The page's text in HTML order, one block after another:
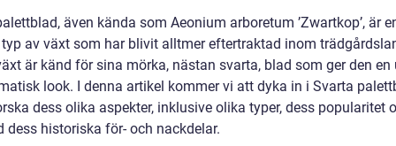
även kända som Aeonium arboretum ’Zwartkop’, är
av växt som har blivit alltmer eftertraktad inom
är känd för sina mörka, nästan svarta, blad som ger den en
look. I denna artikel kommer vi att dyka in i Svarta
dess olika aspekter, inklusive olika typer, dess popularitet
dess historiska för- och nackdelar.